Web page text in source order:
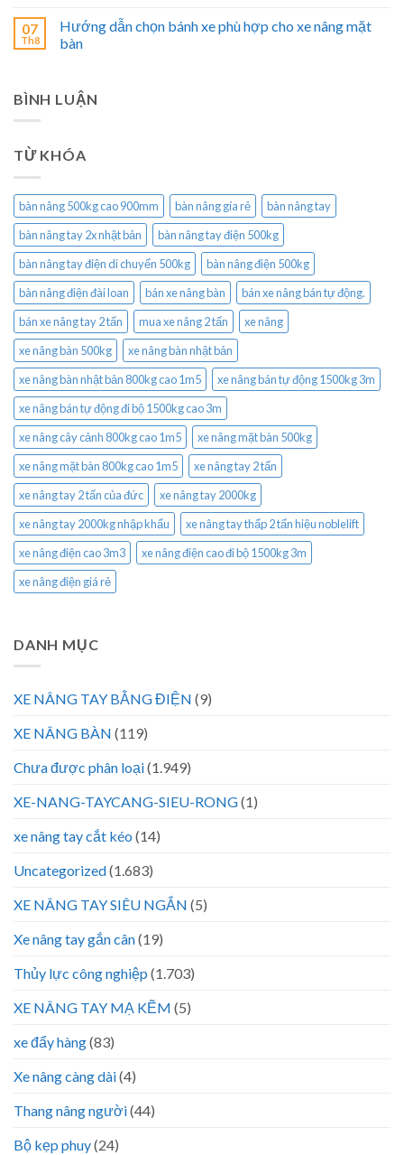
07
Th8
Hướng dẫn chọn bánh xe phù hợp cho xe nâng mặt
bàn
BÌNH LUẬN
TỪ KHÓA
bàn nâng 500kg cao 900mm bàn nâng gía rẻ
bàn nâng tay
bàn nâng tay 2x nhật bản
bàn nâng tay điện 500kg
bàn nâng tay điện di chuyển 500kg
bàn nâng điện 500kg
bàn nâng điện đài loan
bán xe nâng bàn
bán xe nâng bán tự động.
bán xe nâng tay 2 tấn
mua xe nâng 2 tấn
xe nâng
xe nâng bàn 500kg
xe nâng bàn nhật bản
xe nâng bàn nhật bản 800kg cao 1m5
xe nâng bán tự động 1500kg 3m
xe nâng bán tự động đi bộ 1500kg cao 3m
xe nâng cây cảnh 800kg cao 1m5
xe nâng mặt bàn 500kg
xe nâng mặt bàn 800kg cao 1m5
xe nâng tay 2 tấn
xe nâng tay 2 tấn của đức
xe nâng tay 2000kg
xe nâng tay 2000kg nhập khẩu
xe nâng tay thấp 2 tấn hiệu noblelift
xe nâng điện cao 3m3
xe nâng điện cao đi bộ 1500kg 3m
xe nâng điện giá rẻ
DANH MỤC
XE NÂNG TAY BẰNG ĐIỆN (9)
XE NÂNG BÀN (119)
Chưa được phân loại(1.949)
XE-NANG-TAYCANG-SIEU-RONG(1)
xe nâng tay cắt kéo (14)
Uncategorized(1.683)
XE NÂNG TAY SIÊU NGẮN (5)
Xe nâng tay gắn cân(19)
Thủy lực công nghiệp (1.703)
XE NÂNG TAY MẠ KẼM (5)
xe đẩy hàng(83)
Xe nâng càng dài(4)
Thang nâng người(44)
Bộ kẹp phuy(24)